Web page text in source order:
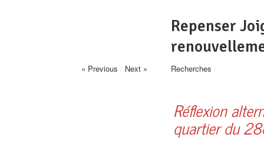
Repenser
« Previous / Next » Recherches /
Réflexion
quartier du